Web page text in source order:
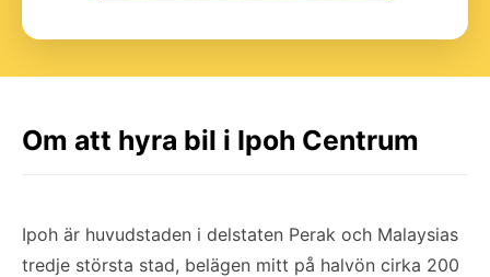
Om att hyra bil i Ipoh Centrum
Ipoh är huvudstaden i delstaten Perak och Malaysias
tredje största stad, belägen mitt på halvön cirka 200